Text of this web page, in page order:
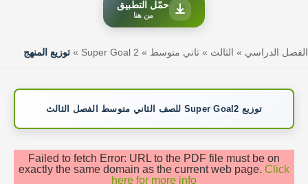
حمّل التطبيق
من هنا
الفصل الدراسي » الثالث » ثاني متوسط »
Super Goal 2
» توزيع المنهج
توزيع Super Goal2 للصف الثاني متوسط الفصل الثالث
Failed to fetch Error: URL to the PDF file must be on
exactly the same domain as the current web page. Click
here for more info